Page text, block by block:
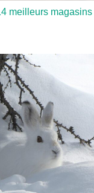
meilleurs